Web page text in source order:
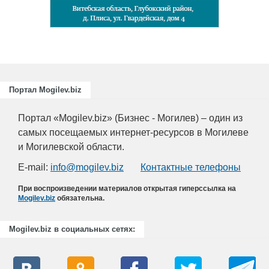
Портал Mogilev.biz
Портал «Mogilev.biz» (Бизнес - Могилев) – один из
самых посещаемых интернет-ресурсов в Могилеве
и Могилевской области.
E-mail: info@mogilev.biz Контактные телефоны
При воспроизведении материалов открытая гиперссылка на
Mogilev.biz обязательна.
Mogilev.biz в социальных сетях: